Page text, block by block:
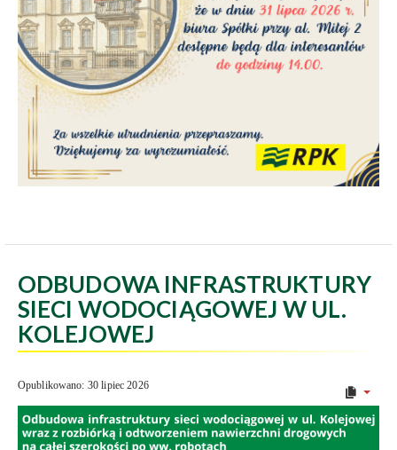
ODBUDOWA INFRASTRUKTURY
SIECI WODOCIĄGOWEJ W UL.
KOLEJOWEJ
Opublikowano: 30 lipiec 2026